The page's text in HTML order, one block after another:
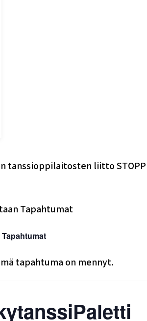
tanssioppilaitosten liitto
tapahtuma on mennyt.